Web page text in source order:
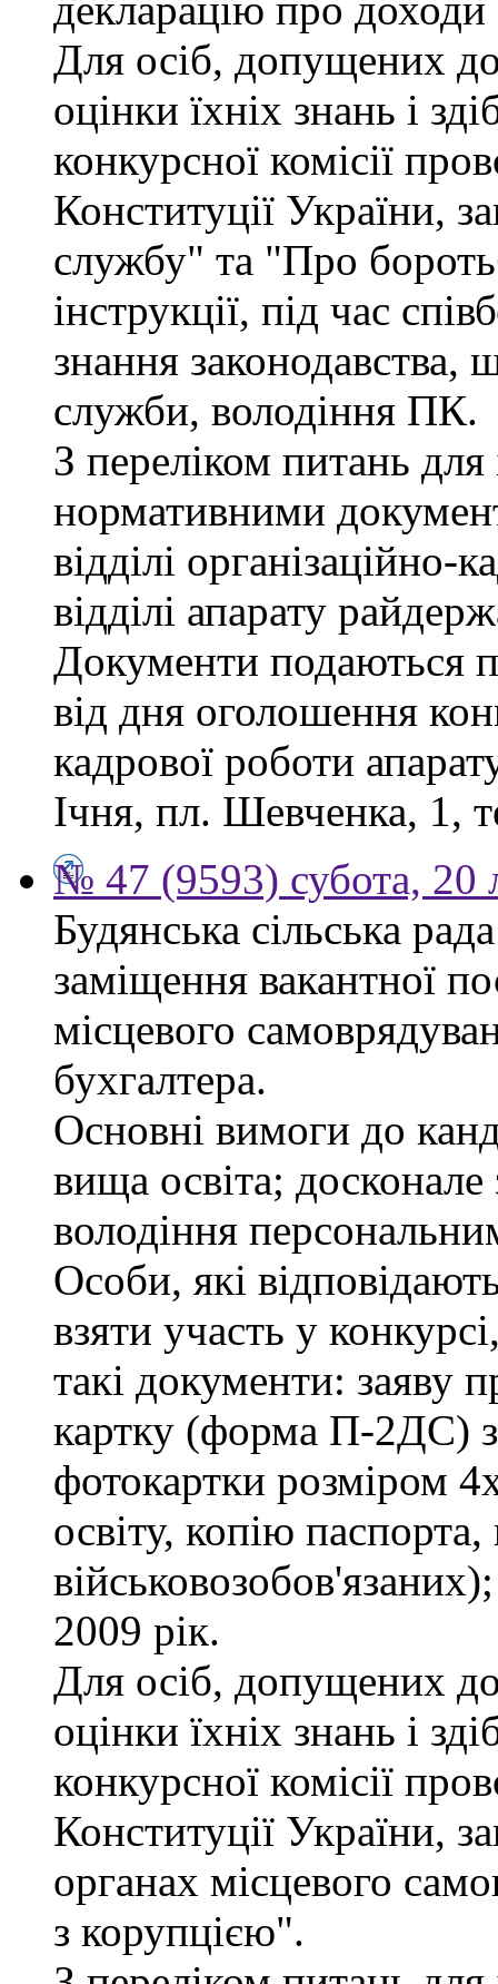
Для осіб, допущених
оцінки їхніх знань і
конкурсної комісії
Конституції України,
службу" та "Про
інструкції, під час
знання законодавства,
служби, володіння ПК.
З переліком питань
нормативними
відділі організаційно-
відділі апарату
Документи подаються
від дня оголошення
кадрової роботи
Ічня, пл. Шевченка, 1,
№ 47 (9593) субота, 20
Будянська сільська
заміщення вакантної
місцевого
бухгалтера.
Основні вимоги до
вища освіта;
володіння
Особи, які
взяти участь у
такі документи: заяву
картку (форма П-2ДС) з
фотокартки розміром
освіту, копію
2009 рік.
Для осіб, допущених
оцінки їхніх знань і
конкурсної комісії
Конституції України,
органах місцевого
з корупцією".